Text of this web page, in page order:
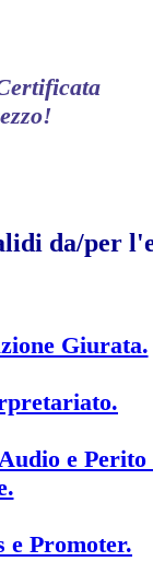
da/per
Giurata.
e Perito
e Promoter.